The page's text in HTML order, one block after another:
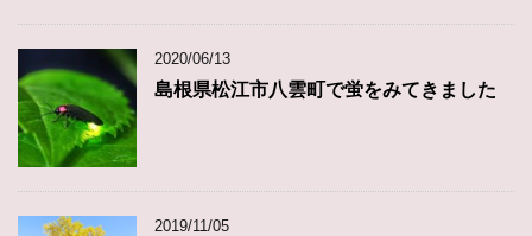
2020/06/13
島根県松江市八雲町で蛍をみてきました
2019/11/05